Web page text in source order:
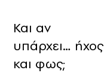
Και αν
υπάρχει… ήχος
και φως;